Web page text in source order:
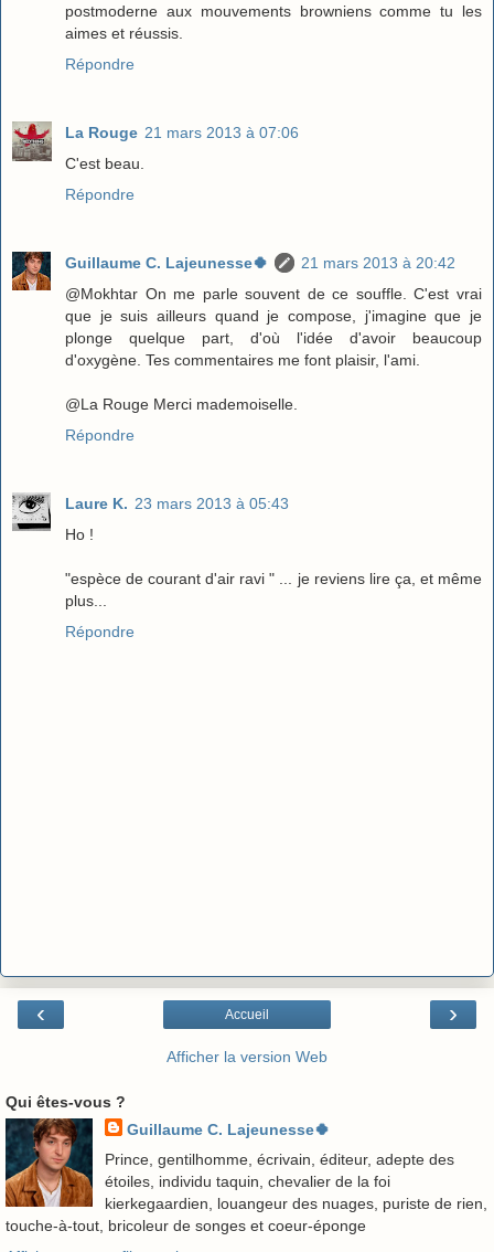
postmoderne aux mouvements browniens comme tu les
aimes et réussis.
Répondre
La Rouge 21 mars 2013 à 07:06
C'est beau.
Répondre
Guillaume C. Lajeunesse🍀
21 mars 2013 à 20:42
@Mokhtar On me parle souvent de ce souffle. C'est vrai
que je suis ailleurs quand je compose, j'imagine que je
plonge quelque part, d'où l'idée d'avoir beaucoup
d'oxygène. Tes commentaires me font plaisir, l'ami.
@La Rouge Merci mademoiselle.
Répondre
Laure K. 23 mars 2013 à 05:43
Ho !
"espèce de courant d'air ravi " ... je reviens lire ça, et même
plus...
Répondre
‹ ›
Accueil
Afficher la version Web
Qui êtes-vous ?
Guillaume C. Lajeunesse🍀
Prince, gentilhomme, écrivain, éditeur, adepte des
étoiles, individu taquin, chevalier de la foi
kierkegaardien, louangeur des nuages, puriste de rien,
touche-à-tout, bricoleur de songes et coeur-éponge